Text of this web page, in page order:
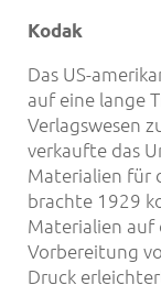
Kodak
Das US-
auf eine lange
Verlagswesen
verkaufte das
Materialien für
brachte 1929
Materialien auf
Vorbereitung
Druck